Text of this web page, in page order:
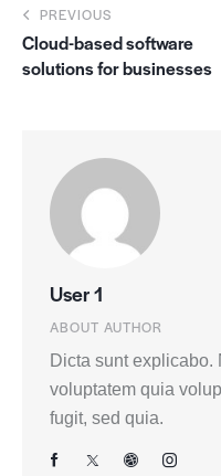
PREVIOUS
Cloud-based software
solutions for businesses
User 1
ABOUT AUTHOR
Dicta sunt explicabo.
voluptatem quia
fugit, sed quia.